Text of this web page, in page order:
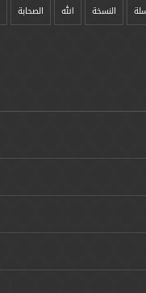
النسخة الله الصحابة